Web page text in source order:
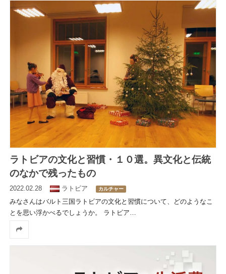
ラトビアの文化と習慣・１０選。異文化と伝統
のなかで残ったもの
2022.02.28 ラトビア カルチャー
みなさんはバルト三国ラトビアの文化と習慣について、どのようなこ
とを思い浮かべるでしょうか。 ラトビア…